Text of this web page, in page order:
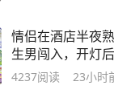
情侣在酒店半夜
生男闯入，开灯
在床前，当事人：
4237阅读 23小时